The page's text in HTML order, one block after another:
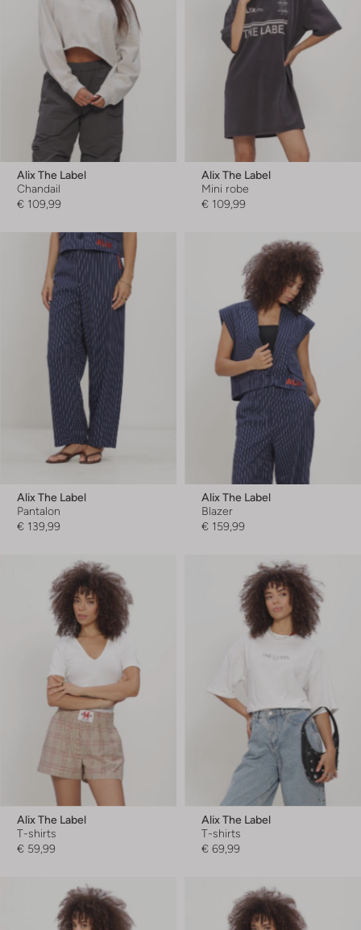
Alix The Label
Chandail
€ 109,99
Alix The Label
Mini robe
€ 109,99
Alix The Label
Pantalon
€ 139,99
Alix The Label
Blazer
€ 159,99
Alix The Label
T-shirts
€ 59,99
Alix The Label
T-shirts
€ 69,99